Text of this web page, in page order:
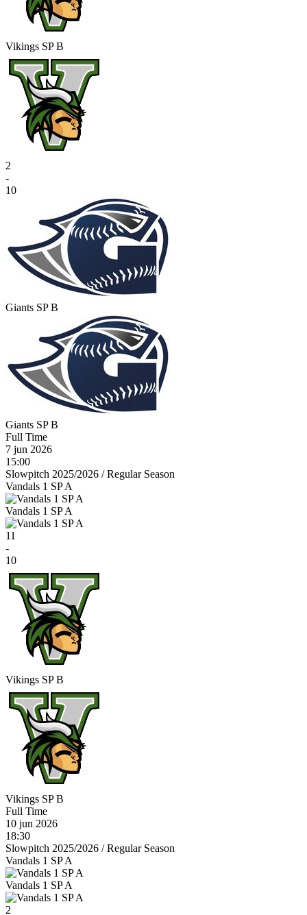
Vikings SP B
2
-
10
Giants SP B
Giants SP B
Full Time
7 jun 2026
15:00
Slowpitch 2025/2026 /Regular Season
Vandals 1 SP A
Vandals 1 SP A
11
-
10
Vikings SP B
Vikings SP B
Full Time
10 jun 2026
18:30
Slowpitch 2025/2026 /Regular Season
Vandals 1 SP A
Vandals 1 SP A
2